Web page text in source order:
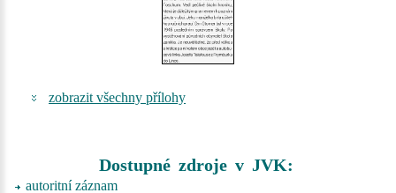
zobrazit všechny přílohy
Dostupné zdroje v JVK:
autoritní záznam